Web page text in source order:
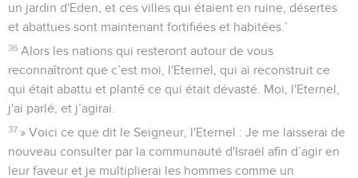
un jardin d'Eden, et ces villes qui étaient en ruine, désertes
et abattues sont maintenant fortifiées et habitées.’
36 Alors les nations qui resteront autour de vous
reconnaîtront que c’est moi, l'Eternel, qui ai reconstruit ce
qui était abattu et planté ce qui était dévasté. Moi, l'Eternel,
j'ai parlé, et j’agirai.
37 » Voici ce que dit le Seigneur, l'Eternel : Je me laisserai de
nouveau consulter par la communauté d'Israël afin d’agir en
leur faveur et je multiplierai les hommes comme un